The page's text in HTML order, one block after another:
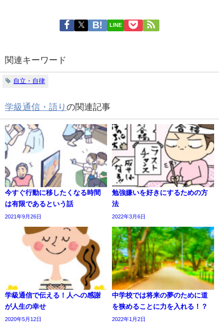
LINE
関連キーワード
自立・自律
学級通信・語り の関連記事
今すぐ行動に移したくなる時間
は有限であるという話
2021年9月26日
勉強嫌いを好きにするための方
法
2022年3月6日
学級通信で伝える！人への感謝
が人生の幸せ
2020年5月12日
中学校では将来の夢のために道
を狭めることに力を入れる！？
2022年1月2日